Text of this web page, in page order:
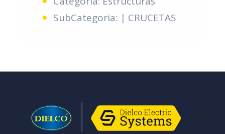
SubCategoria: | CRUCETAS